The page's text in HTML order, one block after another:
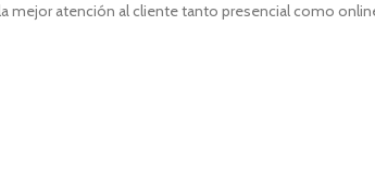
atención al cliente tanto presencial como